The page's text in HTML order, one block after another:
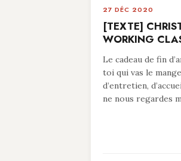
27 DÉC 2020
[TEXTE]
WORKING
Le cadeau de fin
toi qui vas le
d’entretien,
ne nous regardes